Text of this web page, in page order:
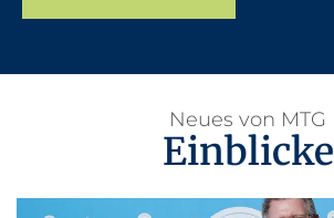
Neues von MTG
Einblicke